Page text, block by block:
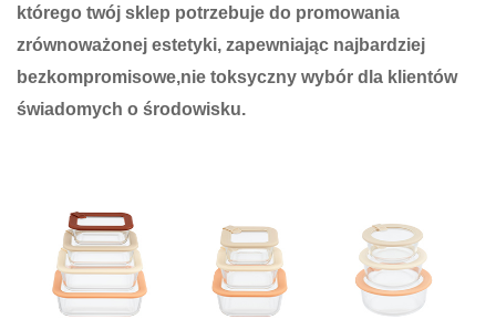
którego twój sklep potrzebuje do promowania
zrównoważonej estetyki, zapewniając najbardziej
bezkompromisowe,nie toksyczny wybór dla klientów
świadomych o środowisku.